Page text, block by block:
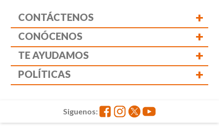
CONTÁCTENOS +
CONÓCENOS +
TE AYUDAMOS +
POLÍTICAS +
Siguenos: